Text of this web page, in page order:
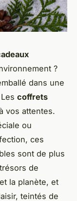
?
dans une
coffrets
vos attentes.
ou
ces
sont de plus
de
la planète, et
teintés de